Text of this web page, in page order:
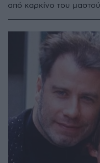
από καρκίνο του μαστού